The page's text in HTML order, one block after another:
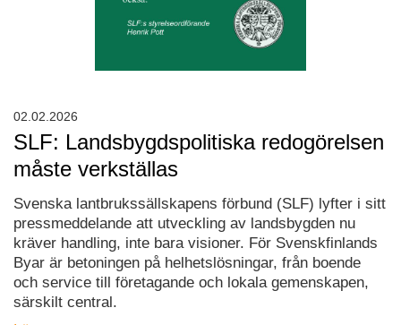
SLF: Landsbygdspolitiska redogörelsen
måste verkställas
Svenska lantbrukssällskapens förbund (SLF) lyfter i sitt
pressmeddelande att utveckling av landsbygden nu
kräver handling, inte bara visioner. För Svenskfinlands
Byar är betoningen på helhetslösningar, från boende
och service till företagande och lokala gemenskapen,
särskilt central.
02.02.2026